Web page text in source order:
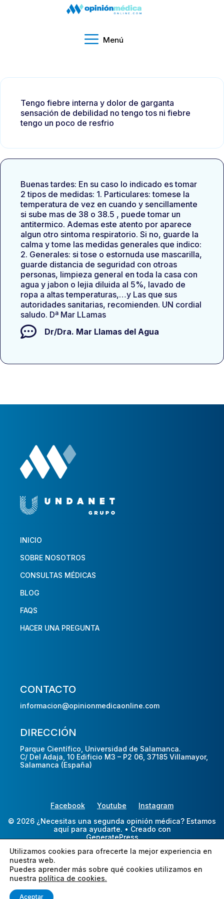
Menú
Tengo fiebre interna y dolor de garganta
sensación de debilidad no tengo tos ni fiebre
tengo un poco de resfrio
Buenas tardes: En su caso lo indicado es tomar
2 tipos de medidas: 1. Particulares: tomese la
temperatura de vez en cuando y sencillamente
si sube mas de 38 o 38.5 , puede tomar un
antitermico. Ademas este atento por aparece
algun otro sintoma respiratorio. Si no, guarde la
calma y tome las medidas generales que indico:
2. Generales: si tose o estornuda use mascarilla,
guarde distancia de seguridad con otroas
personas, limpieza general en toda la casa con
agua y jabon o lejia diluida al 5%, lavado de
ropa a altas temperaturas,…y Las que sus
autoridades sanitarias, recomienden. UN cordial
saludo. Dª Mar LLamas
Dr/Dra. Mar Llamas del Agua
INICIO
SOBRE NOSOTROS
CONSULTAS MÉDICAS
BLOG
FAQS
HACER UNA PREGUNTA
CONTACTO
informacion@opinionmedicaonline.com
DIRECCIÓN
Parque Científico, Universidad de Salamanca.
C/ Del Adaja, 10 Edificio M3 – P2 06, 37185 Villamayor,
Salamanca (España)
Facebook Youtube
Instagram
© 2026 ¿Necesitas una segunda opinión médica? Estamos
aquí para ayudarte. • Creado con
GeneratePress
Utilizamos cookies para ofrecerte la mejor experiencia en
nuestra web.
Puedes aprender más sobre qué cookies utilizamos en
nuestra política de cookies.
Aceptar